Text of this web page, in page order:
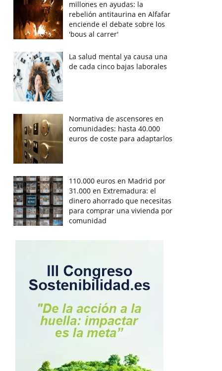
millones en ayudas: la
rebelión antitaurina en Alfafar
enciende el debate sobre los
'bous al carrer'
La salud mental ya causa una
de cada cinco bajas laborales
Normativa de ascensores en
comunidades: hasta 40.000
euros de coste para adaptarlos
110.000 euros en Madrid por
31.000 en Extremadura: el
dinero ahorrado que necesitas
para comprar una vivienda por
comunidad